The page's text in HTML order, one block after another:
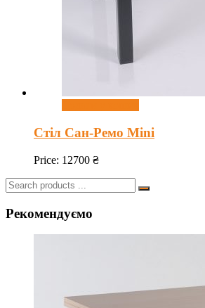
Стіл Сан-Ремо Mini
Price: 12700 ₴
Search
for:
Рекомендуємо